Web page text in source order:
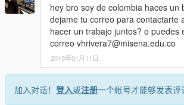
hey bro soy de colombia haces un
dejame tu correo para contactarte
hacer un trabajo juntos? o puedes
correo vhrivera7@misena.edu.co
2019年01月11日
加入对话！ 登入或注册一个帐号才能够发表评